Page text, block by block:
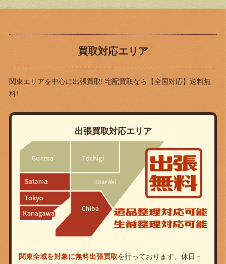
買取対応エリア
関東エリアを中心に出張買取! 宅配買取なら
【全国対応】送料無
料!
出張買取対応エリア
関東全域を対象に無料出張買取を行っております。休日・